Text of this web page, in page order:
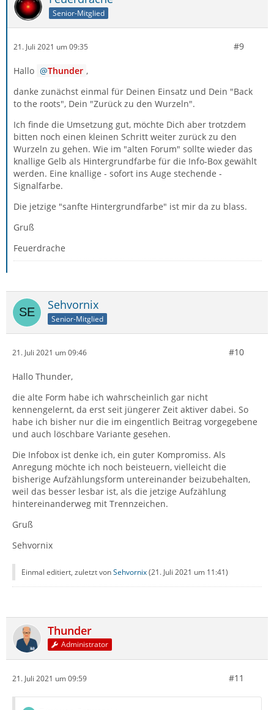
Senior-Mitglied
21. Juli 2021 um 09:35 #9
Hallo Thunder ,
danke zunächst einmal für Deinen Einsatz und Dein "Back
to the roots", Dein "Zurück zu den Wurzeln".
Ich finde die Umsetzung gut, möchte Dich aber trotzdem
bitten noch einen kleinen Schritt weiter zurück zu den
Wurzeln zu gehen. Wie im "alten Forum" sollte wieder das
knallige Gelb als Hintergrundfarbe für die Info-Box gewählt
werden. Eine knallige - sofort ins Auge stechende -
Signalfarbe.
Die jetzige "sanfte Hintergrundfarbe" ist mir da zu blass.
Gruß
Feuerdrache
Sehvornix
Senior-Mitglied
21. Juli 2021 um 09:46 #10
Hallo Thunder,
die alte Form habe ich wahrscheinlich gar nicht
kennengelernt, da erst seit jüngerer Zeit aktiver dabei. So
habe ich bisher nur die im eingentlich Beitrag vorgegebene
und auch löschbare Variante gesehen.
Die Infobox ist denke ich, ein guter Kompromiss. Als
Anregung möchte ich noch beisteuern, vielleicht die
bisherige Aufzählungsform untereinander beizubehalten,
weil das besser lesbar ist, als die jetzige Aufzählung
hintereinanderweg mit Trennzeichen.
Gruß
Sehvornix
Einmal editiert, zuletzt vonSehvornix(21. Juli 2021 um 11:41)
Thunder
Administrator
21. Juli 2021 um 09:59 #11